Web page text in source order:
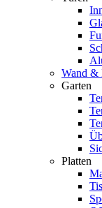
Wand &
Garten
Platten